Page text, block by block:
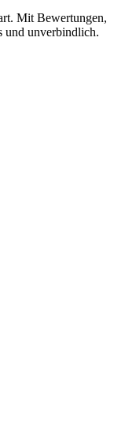
Mit Bewertungen,
und unverbindlich.